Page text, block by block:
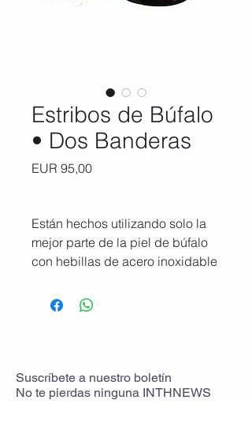
Estribos de Búfalo
• Dos Banderas
EUR 95,00Precio
Están hechos utilizando solo la
mejor parte de la piel de búfalo
con hebillas de acero inoxidable
estribos son imprescindibles
para soportar los rigores de las
Suscríbete a nuestro boletín
No te pierdas ninguna INTHNEWS